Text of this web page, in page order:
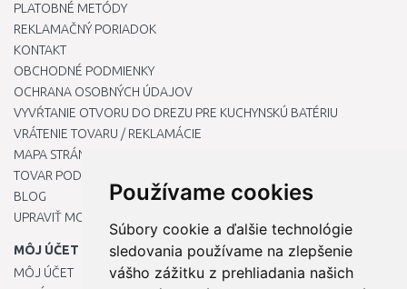
Používame cookies
Súbory cookie a ďalšie technológie
sledovania používame na zlepšenie
vášho zážitku z prehliadania našich
PLATOBNÉ METÓDY
REKLAMAČNÝ PORIADOK
KONTAKT
OBCHODNÉ PODMIENKY
OCHRANA OSOBNÝCH ÚDAJOV
VYVŔTANIE OTVORU DO DREZU PRE KUCHYNSKÚ BATÉRIU
VRÁTENIE TOVARU / REKLAMÁCIE
MAPA STRÁNOK
TOVAR PODĽA ZNAČIEK
BLOG
UPRAVIŤ MOJE PREDVOĽBY COOKIES
MÔJ ÚČET
MÔJ ÚČET